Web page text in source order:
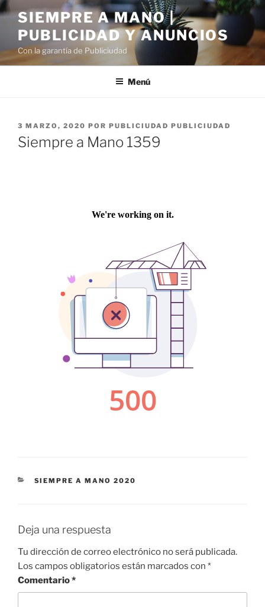
Saltar
contenido
SIEMPRE A MANO |
PUBLICIDAD Y ANUNCIOS
Con la garantía de Publiciudad
Menú
PUBLICADO
EL
3 MARZO, 2020 POR PUBLICIUDAD PUBLICIUDAD
Siempre a Mano 1359
CATEGORÍAS
SIEMPRE A MANO 2020
Deja una respuesta
Tu dirección de correo electrónico no será publicada.
Los campos obligatorios están marcados con *
Comentario*